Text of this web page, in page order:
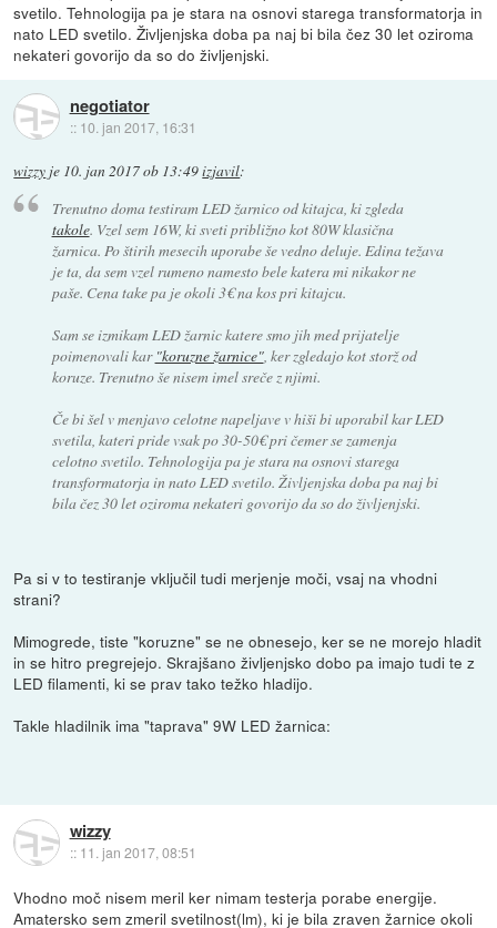
svetilo. Tehnologija pa je stara na osnovi starega transformatorja in
nato LED svetilo. Življenjska doba pa naj bi bila čez 30 let oziroma
nekateri govorijo da so do življenjski.
negotiator
:: 10. jan 2017, 16:31
wizzy je 10. jan 2017 ob 13:49izjavil:
Trenutno doma testiram LED žarnico od kitajca, ki zgleda
takole. Vzel sem 16W, ki sveti približno kot 80W klasična
žarnica. Po štirih mesecih uporabe še vedno deluje. Edina težava
je ta, da sem vzel rumeno namesto bele katera mi nikakor ne
paše. Cena take pa je okoli 3€ na kos pri kitajcu.
Sam se izmikam LED žarnic katere smo jih med prijatelje
poimenovali kar "koruzne žarnice", ker zgledajo kot storž od
koruze. Trenutno še nisem imel sreče z njimi.
Če bi šel v menjavo celotne napeljave v hiši bi uporabil kar LED
svetila, kateri pride vsak po 30-50€ pri čemer se zamenja
celotno svetilo. Tehnologija pa je stara na osnovi starega
transformatorja in nato LED svetilo. Življenjska doba pa naj bi
bila čez 30 let oziroma nekateri govorijo da so do življenjski.
Pa si v to testiranje vključil tudi merjenje moči, vsaj na vhodni
strani?
Mimogrede, tiste "koruzne" se ne obnesejo, ker se ne morejo hladit
in se hitro pregrejejo. Skrajšano življenjsko dobo pa imajo tudi te z
LED filamenti, ki se prav tako težko hladijo.
Takle hladilnik ima "taprava" 9W LED žarnica:
wizzy
:: 11. jan 2017, 08:51
Vhodno moč nisem meril ker nimam testerja porabe energije.
Amatersko sem zmeril svetilnost(lm), ki je bila zraven žarnice okoli